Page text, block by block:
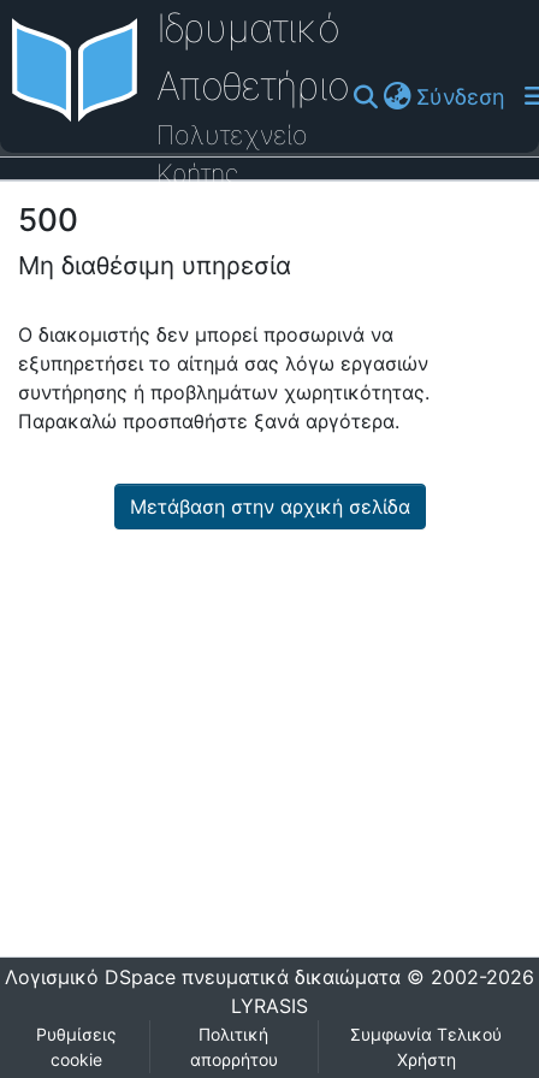
Ιδρυματικό
Αποθετήριο
Πολυτεχνείο
Κρήτης
Σύνδεση
Οδηγός Βοήθειας
500
Μη διαθέσιμη υπηρεσία
Ο διακομιστής δεν μπορεί προσωρινά να
εξυπηρετήσει το αίτημά σας λόγω εργασιών
συντήρησης ή προβλημάτων χωρητικότητας.
Παρακαλώ προσπαθήστε ξανά αργότερα.
Μετάβαση στην αρχική σελίδα
Λογισμικό DSpace πνευματικά δικαιώματα © 2002-2026
LYRASIS
Ρυθμίσεις
cookie
Πολιτική
απορρήτου
Συμφωνία Τελικού
Χρήστη